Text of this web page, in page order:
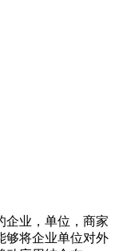
企业，单位，商家
够将企业单位对外